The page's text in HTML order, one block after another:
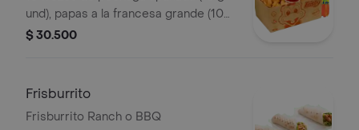
und), papas a la francesa grande (100
g), gaseosa (400 ml)
$ 30.500
Frisburrito
Frisburrito Ranch o BBQ